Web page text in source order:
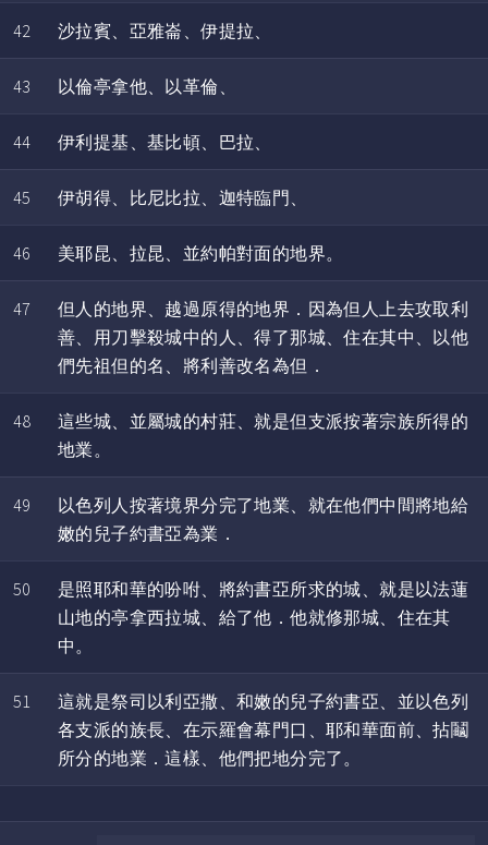
42 沙拉賓、亞雅崙、伊提拉、
43 以倫亭拿他、以革倫、
44 伊利提基、基比頓、巴拉、
45 伊胡得、比尼比拉、迦特臨門、
46 美耶昆、拉昆、並約帕對面的地界。
47
但人的地界、越過原得的地界．因為但人上去攻取利
善、用刀擊殺城中的人、得了那城、住在其中、以他
們先祖但的名、將利善改名為但．
48
這些城、並屬城的村莊、就是但支派按著宗族所得的
地業。
49
以色列人按著境界分完了地業、就在他們中間將地給
嫩的兒子約書亞為業．
50
是照耶和華的吩咐、將約書亞所求的城、就是以法蓮
山地的亭拿西拉城、給了他．他就修那城、住在其
中。
51
這就是祭司以利亞撒、和嫩的兒子約書亞、並以色列
各支派的族長、在示羅會幕門口、耶和華面前、拈鬮
所分的地業．這樣、他們把地分完了。